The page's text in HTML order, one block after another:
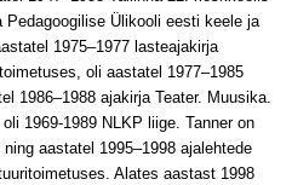
Ülikooli eesti keele ja
1975–1977 lasteajakirja
oli aastatel 1977–1985
1986–1988 ajakirja Teater. Muusika.
1969-1989 NLKP liige. Tanner on
aastatel 1995–1998 ajalehtede
Alates aastast 1998